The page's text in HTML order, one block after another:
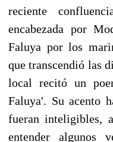
reciente
encabezada por
Faluya por los
que transcendió las
local recitó un
Faluya'. Su acento
fueran inteligibles,
entender algunos